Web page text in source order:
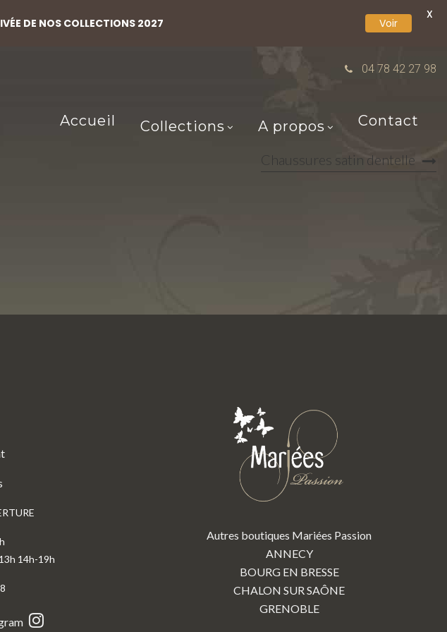
04 78 42 27 98
Accueil Collections A propos Contact
Chaussures satin dentelle
14h-19h
Autres boutiques Mariées Passion
ANNECY
BOURG EN BRESSE
CHALON SUR SAÔNE
GRENOBLE
DE NOS COLLECTIONS 2027 Voir
X